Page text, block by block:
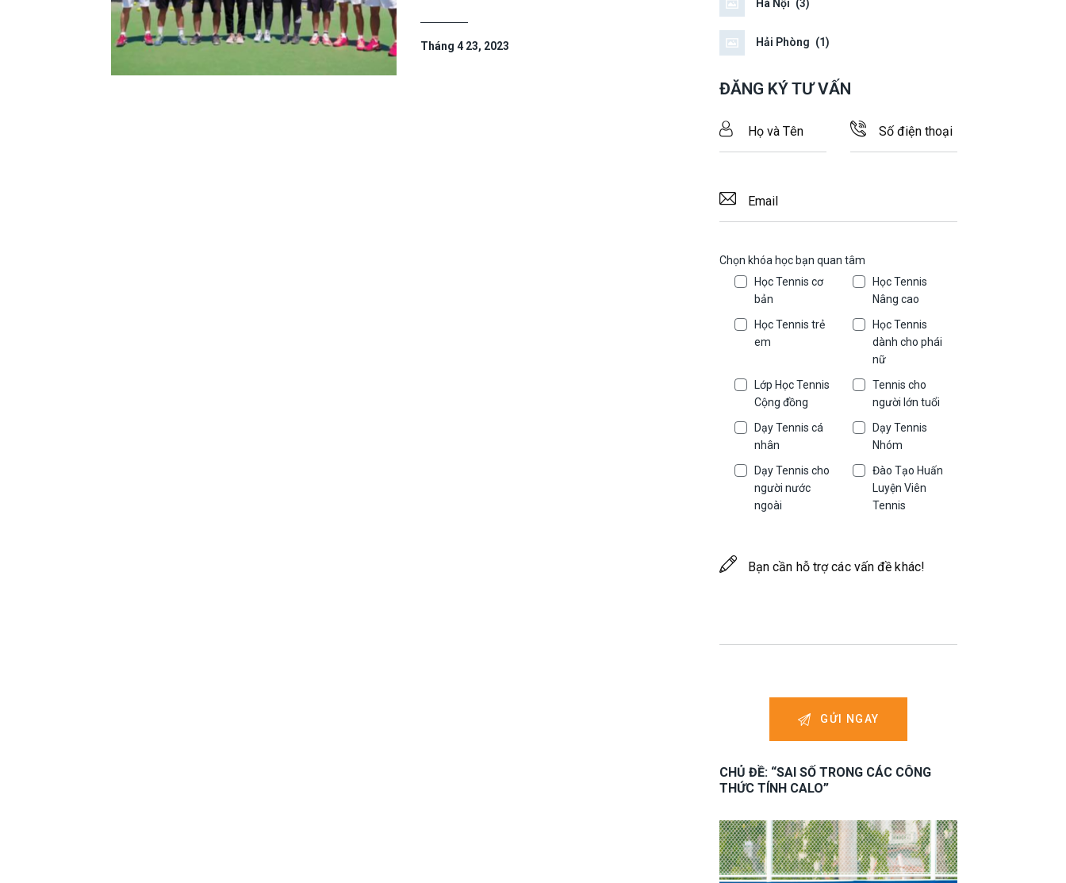
Tháng 4 23, 2023
Hà Nội (3)
Hải Phòng (1)
ĐĂNG KÝ TƯ VẤN
Chọn khóa học bạn quan tâm
Học Tennis cơ
bản
Học Tennis
Nâng cao
Học Tennis trẻ
em
Học Tennis
dành cho phái
nữ
Lớp Học Tennis
Cộng đồng
Tennis cho
người lớn tuổi
Dạy Tennis cá
nhân
Dạy Tennis
Nhóm
Dạy Tennis cho
người nước
ngoài
Đào Tạo Huấn
Luyện Viên
Tennis
CHỦ ĐỀ: “SAI SỐ TRONG CÁC CÔNG
THỨC TÍNH CALO”